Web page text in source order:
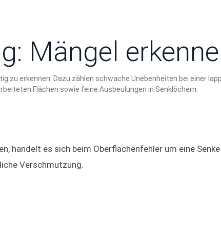
Mängel
erkennen. Dazu zählen schwache Unebenheiten bei einer
Flächen sowie feine Ausbeulungen in Senklöchern.
handelt es sich beim Oberflächenfehler um eine
Verschmutzung.